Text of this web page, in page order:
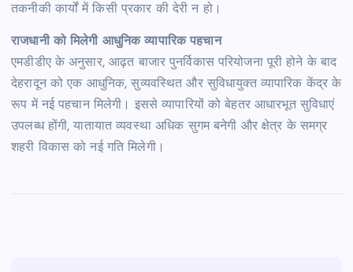
तकनीकी कार्यों में किसी प्रकार की देरी न हो।
राजधानी को मिलेगी आधुनिक व्यापारिक पहचान
एमडीडीए के अनुसार, आढ़त बाजार पुनर्विकास परियोजना पूरी होने के बाद
देहरादून को एक आधुनिक, सुव्यवस्थित और सुविधायुक्त व्यापारिक केंद्र के
रूप में नई पहचान मिलेगी। इससे व्यापारियों को बेहतर आधारभूत सुविधाएं
उपलब्ध होंगी, यातायात व्यवस्था अधिक सुगम बनेगी और क्षेत्र के समग्र
शहरी विकास को नई गति मिलेगी।